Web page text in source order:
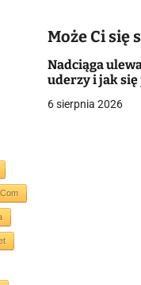
a
c
Może Ci się
Nadciąga
uderzy i jak
6 sierpnia 2026